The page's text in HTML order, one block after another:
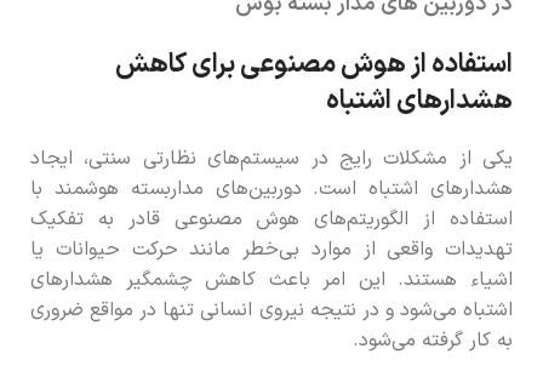
استفاده از هوش مصنوعی برای کاهش
هشدارهای اشتباه
یکی از مشکلات رایج در سیستم‌های نظارتی سنتی، ایجاد
هشدارهای اشتباه است. دوربین‌های مداربسته هوشمند با
استفاده از الگوریتم‌های هوش مصنوعی قادر به تفکیک
تهدیدات واقعی از موارد بی‌خطر مانند حرکت حیوانات یا
اشیاء هستند. این امر باعث کاهش چشمگیر هشدارهای
اشتباه می‌شود و در نتیجه نیروی انسانی تنها در مواقع ضروری
به کار گرفته می‌شود.